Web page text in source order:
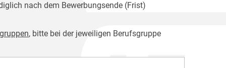
nach dem Bewerbungsende (Frist)
, bitte bei der jeweiligen Berufsgruppe